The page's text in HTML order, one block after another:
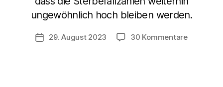
ungewöhnlich hoch bleiben werden.
Veröffentlichungsdatum
29. August 2023 30 Kommentarezu